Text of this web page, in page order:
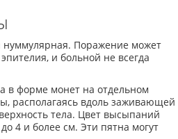
нуммулярная. Поражение может
и больной не всегда
в форме монет на отдельном
располагаясь вдоль заживающей
тела. Цвет высыпаний
4 и более см. Эти пятна могут